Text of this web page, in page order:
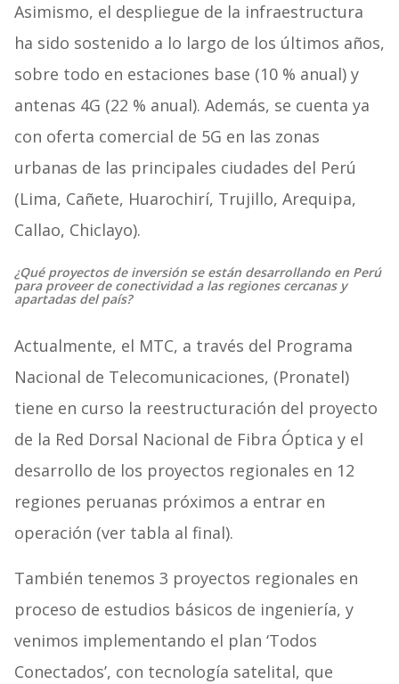
Asimismo, el despliegue de la infraestructura
ha sido sostenido a lo largo de los últimos años,
sobre todo en estaciones base (10 % anual) y
antenas 4G (22 % anual). Además, se cuenta ya
con oferta comercial de 5G en las zonas
urbanas de las principales ciudades del Perú
(Lima, Cañete, Huarochirí, Trujillo, Arequipa,
Callao, Chiclayo).
¿Qué proyectos de inversión se están desarrollando en Perú
para proveer de conectividad a las regiones cercanas y
apartadas del país?
Actualmente, el MTC, a través del Programa
Nacional de Telecomunicaciones, (Pronatel)
tiene en curso la reestructuración del proyecto
de la Red Dorsal Nacional de Fibra Óptica y el
desarrollo de los proyectos regionales en 12
regiones peruanas próximos a entrar en
operación (ver tabla al final).
También tenemos 3 proyectos regionales en
proceso de estudios básicos de ingeniería, y
venimos implementando el plan ‘Todos
Conectados’, con tecnología satelital, que